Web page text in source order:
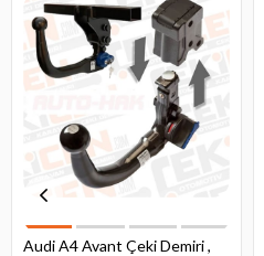
Audi A4 Avant Çeki Demiri ,